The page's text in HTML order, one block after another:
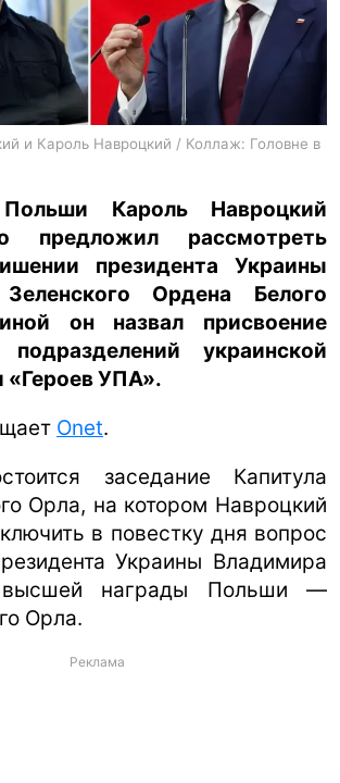
и Кароль Навроцкий / Коллаж: Головне в
Кароль Навроцкий
предложил рассмотреть
президента Украины
Ордена Белого
он назвал присвоение
украинской
УПА».
Onet.
заседание Капитула
Орла, на котором Навроцкий
в повестку дня вопрос
Украины Владимира
высшей награды Польши —
Орла.
Реклама